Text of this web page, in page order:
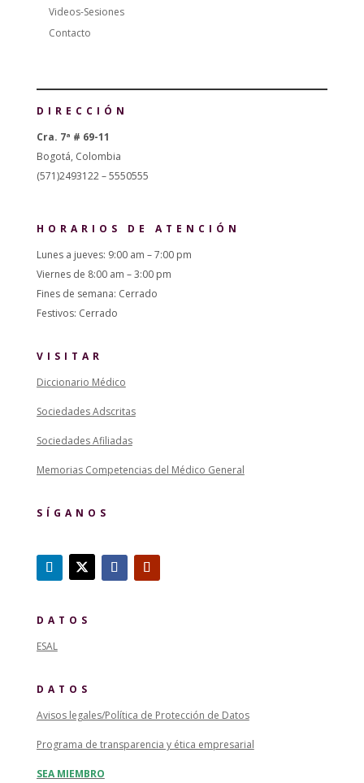
Videos-Sesiones
Contacto
DIRECCIÓN
Cra. 7ª # 69-11
Bogotá, Colombia
(571)2493122 – 5550555
HORARIOS DE ATENCIÓN
Lunes a jueves: 9:00 am – 7:00 pm
Viernes de 8:00 am – 3:00 pm
Fines de semana: Cerrado
Festivos: Cerrado
VISITAR
Diccionario Médico
Sociedades Adscritas
Sociedades Afiliadas
Memorias Competencias del Médico General
SÍGANOS
DATOS
ESAL
DATOS
Avisos legales/Política de Protección de Datos
Programa de transparencia y ética empresarial
SEA MIEMBRO